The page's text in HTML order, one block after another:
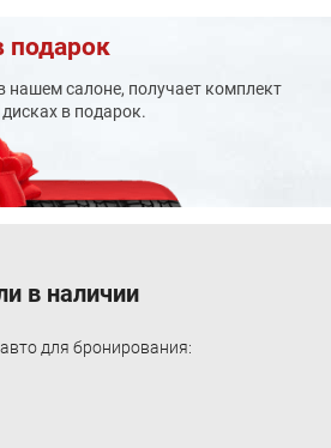
багажника
движения
задние
передние
рулевое колесо
сидений
сидений
подарок
салоне, получает комплект
в подарок.
в наличии
для бронирования: